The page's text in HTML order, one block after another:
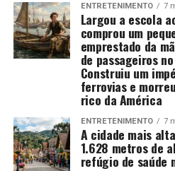
ENTRETENIMENTO 7
Largou a escola
comprou um
emprestado da
de passageiros
Construiu um
ferrovias e
rico da América
ENTRETENIMENTO 7
A cidade mais
1.628 metros de
refúgio de saúde